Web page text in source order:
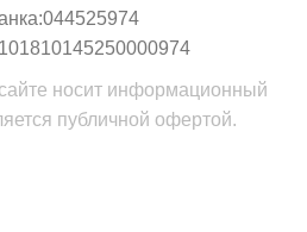
носит информационный
публичной офертой.